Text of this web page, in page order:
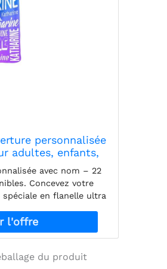
personnalisée
adultes, enfants,
personnalisées
cadeaux pour
filles, garçons
avec nom – 22
Concevez votre
en flanelle ultra
de taille : avec 3
de couverture
tout le monde. La
du produit